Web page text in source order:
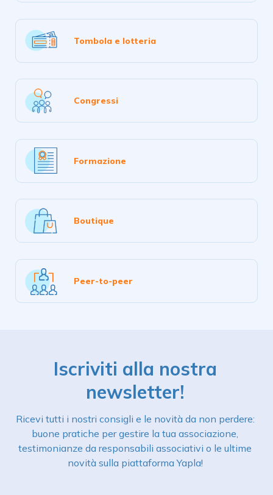
Tombola e lotteria
Congressi
Formazione
Boutique
Peer-to-peer
Iscriviti alla nostra
newsletter!
Ricevi tutti i nostri consigli e le novità da non perdere:
buone pratiche per gestire la tua associazione,
testimonianze da responsabili associativi o le ultime
novità sulla piattaforma Yapla!